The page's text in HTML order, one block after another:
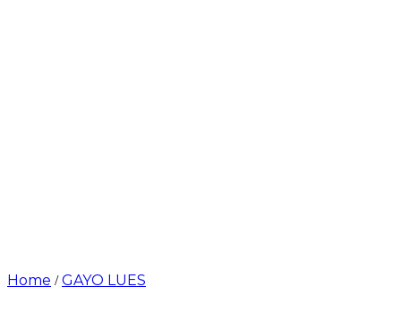
Home /GAYO LUES